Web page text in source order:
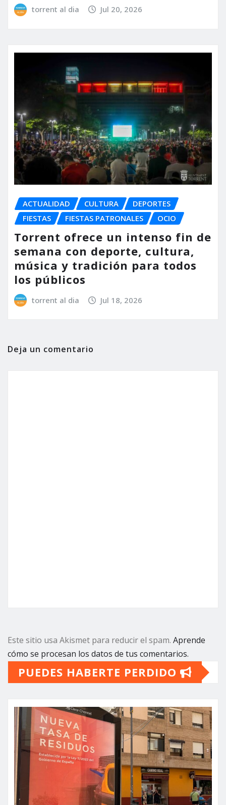
torrent al dia Jul 20, 2026
ACTUALIDAD CULTURA
DEPORTES
FIESTAS
FIESTAS PATRONALES OCIO
Torrent ofrece un intenso fin de
semana con deporte, cultura,
música y tradición para todos
los públicos
torrent al dia Jul 18, 2026
Deja un comentario
Este sitio usa Akismet para reducir el spam. Aprende
cómo se procesan los datos de tus comentarios.
PUEDES HABERTE PERDIDO